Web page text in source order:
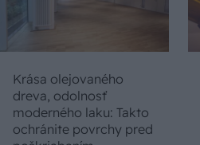
Krása olejovaného
dreva, odolnosť
moderného laku: Takto
ochránite povrchy pred